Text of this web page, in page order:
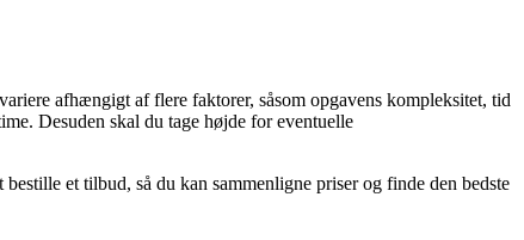
afhængigt af flere faktorer, såsom opgavens kompleksitet, tid
Desuden skal du tage højde for eventuelle
et tilbud, så du kan sammenligne priser og finde den bedste